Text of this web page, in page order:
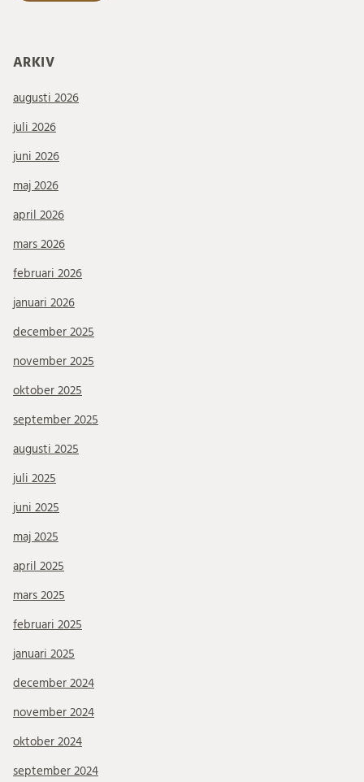
ARKIV
augusti 2026
juli 2026
juni 2026
maj 2026
april 2026
mars 2026
februari 2026
januari 2026
december 2025
november 2025
oktober 2025
september 2025
augusti 2025
juli 2025
juni 2025
maj 2025
april 2025
mars 2025
februari 2025
januari 2025
december 2024
november 2024
oktober 2024
september 2024